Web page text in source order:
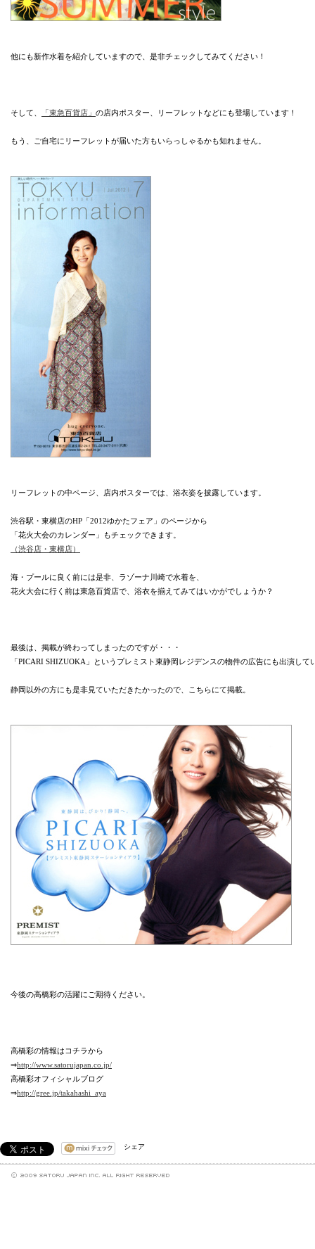
他にも新作水着を紹介していますので、是非チェックしてみてください！
そして、 「東急百貨店」 の店内ポスター、リーフレットなどにも登場しています！
もう、ご自宅にリーフレットが届いた方もいらっしゃるかも知れません。
リーフレットの中ページ、店内ポスターでは、浴衣姿を披露しています。
渋谷駅・東横店のHP「2012ゆかたフェア」のページから
「花火大会のカレンダー」もチェックできます。
（渋谷店・東横店）
海・プールに良く前には是非、ラゾーナ川崎で水着を、
花火大会に行く前は東急百貨店で、浴衣を揃えてみてはいかがでしょうか？
最後は、掲載が終わってしまったのですが・・・
「PICARI SHIZUOKA」というプレミスト東静岡レジデンスの物件の広告にも出演して
静岡以外の方にも是非見ていただきたかったので、こちらにて掲載。
今後の高橋彩の活躍にご期待ください。
高橋彩の情報はコチラから
⇒http://www.satorujapan.co.jp/
高橋彩オフィシャルブログ
⇒http://gree.jp/takahashi_aya
シェア